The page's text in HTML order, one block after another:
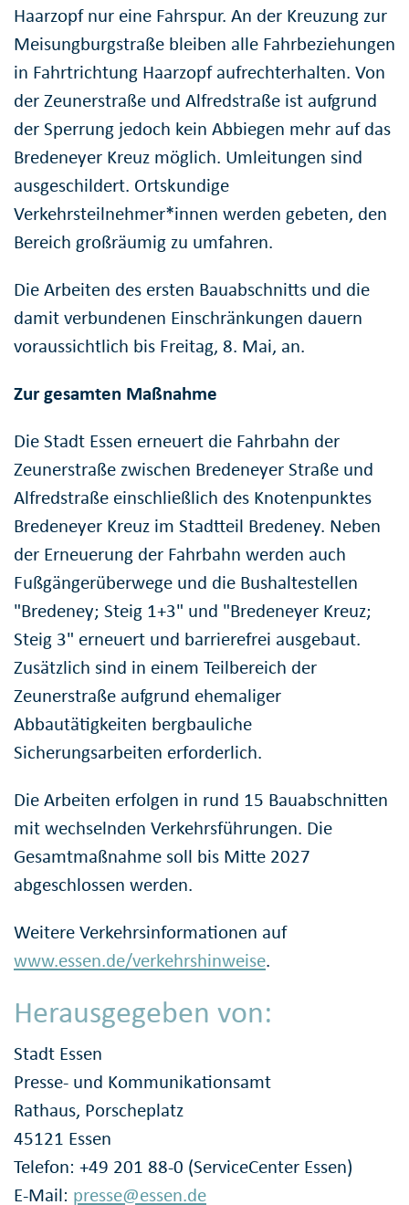
Haarzopf nur eine Fahrspur. An der Kreuzung zur
Meisungburgstraße bleiben alle Fahrbeziehungen
in Fahrtrichtung Haarzopf aufrechterhalten. Von
der Zeunerstraße und Alfredstraße ist aufgrund
der Sperrung jedoch kein Abbiegen mehr auf das
Bredeneyer Kreuz möglich. Umleitungen sind
ausgeschildert. Ortskundige
Verkehrsteilnehmer*innen werden gebeten, den
Bereich großräumig zu umfahren.
Die Arbeiten des ersten Bauabschnitts und die
damit verbundenen Einschränkungen dauern
voraussichtlich bis Freitag, 8. Mai, an.
Zur gesamten Maßnahme
Die Stadt Essen erneuert die Fahrbahn der
Zeunerstraße zwischen Bredeneyer Straße und
Alfredstraße einschließlich des Knotenpunktes
Bredeneyer Kreuz im Stadtteil Bredeney. Neben
der Erneuerung der Fahrbahn werden auch
Fußgängerüberwege und die Bushaltestellen
"Bredeney; Steig 1+3" und "Bredeneyer Kreuz;
Steig 3" erneuert und barrierefrei ausgebaut.
Zusätzlich sind in einem Teilbereich der
Zeunerstraße aufgrund ehemaliger
Abbautätigkeiten bergbauliche
Sicherungsarbeiten erforderlich.
Die Arbeiten erfolgen in rund 15 Bauabschnitten
mit wechselnden Verkehrsführungen. Die
Gesamtmaßnahme soll bis Mitte 2027
abgeschlossen werden.
Weitere Verkehrsinformationen auf
www.essen.de/verkehrshinweise.
Herausgegeben von:
Stadt Essen
Presse- und Kommunikationsamt
Rathaus, Porscheplatz
45121 Essen
Telefon: +49 201 88-0 (ServiceCenter Essen)
E-Mail: presse@essen.de